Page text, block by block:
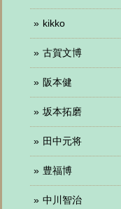
kikko
古賀文博
阪本健
坂本拓磨
田中元将
豊福博
中川智治